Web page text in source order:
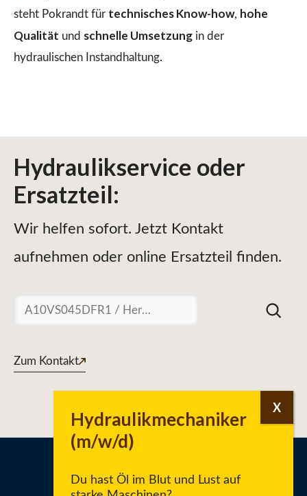
steht Pokrandt für technisches Know-how, hohe
Qualität und schnelle Umsetzung in der
hydraulischen Instandhaltung.
Hydraulikservice oder
Ersatzteil:
Wir helfen sofort. Jetzt Kontakt
aufnehmen oder online Ersatzteil finden.
Suchen
Zum Kontakt
Du hast Öl im Blut und Lust auf